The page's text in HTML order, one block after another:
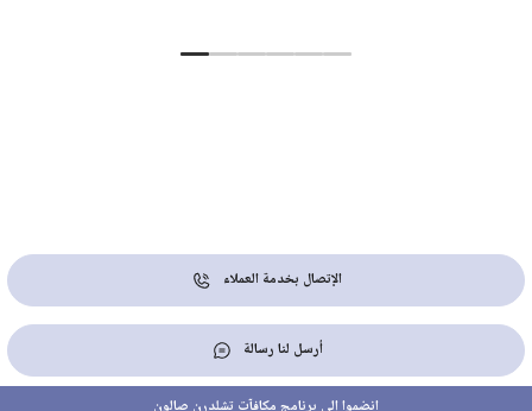
الإتصال بخدمة العملاء
أرسل لنا رسالة
انضموا إلى برنامج مكافآت تشلدرن صالون